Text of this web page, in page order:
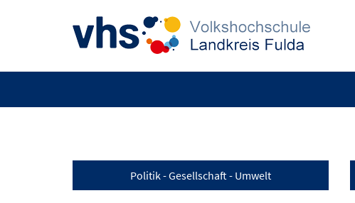
Politik - Gesellschaft - Umwelt